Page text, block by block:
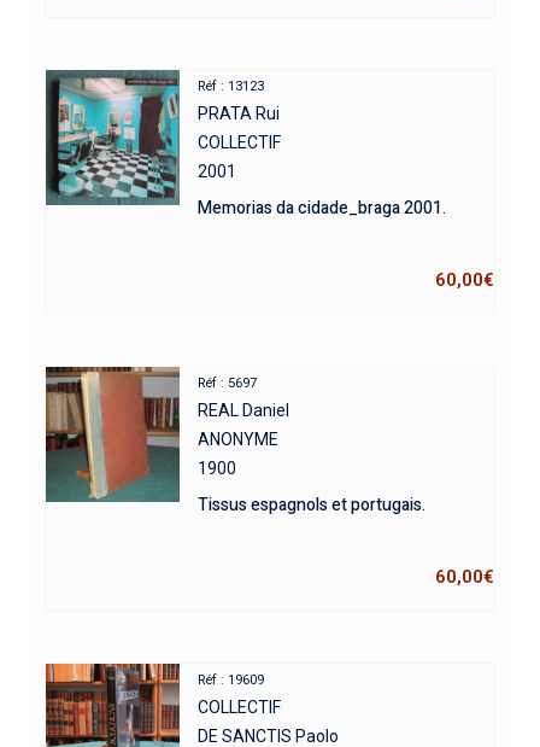
Réf : 13123
PRATA Rui
COLLECTIF
2001
Memorias da cidade_braga 2001.
60,00€
Réf : 5697
REAL Daniel
ANONYME
1900
Tissus espagnols et portugais.
60,00€
Réf : 19609
COLLECTIF
DE SANCTIS Paolo